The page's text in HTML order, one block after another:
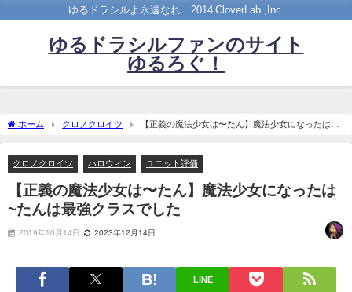
ゆるドラシルよ永遠なれ©2014 CloverLab.,Inc.
ゆるドラシルファンのサイト
ゆるろぐ！
ホーム クロノクロイツ
【正義の魔法少女は〜たん】魔法少女になったは~
クロノクロイツ ハロウィン ユニット評価
【正義の魔法少女は〜たん】魔法少女になったは
~たんは最強クラスでした
2019年10月14日 2023年12月14日
LINE